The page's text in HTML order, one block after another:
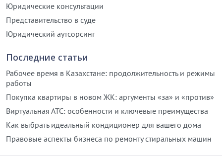
Юридические консультации
Представительство в суде
Юридический аутсорсинг
Последние статьи
Рабочее время в Казахстане: продолжительность и режимы
работы
Покупка квартиры в новом ЖК: аргументы «за» и «против»
Виртуальная АТС: особенности и ключевые преимущества
Как выбрать идеальный кондиционер для вашего дома
Правовые аспекты бизнеса по ремонту стиральных машин